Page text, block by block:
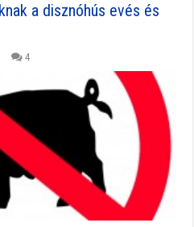
a disznóhús evés és
4